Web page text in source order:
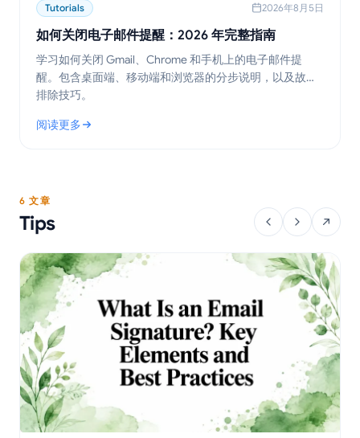
Tutorials 2026年8月5日
如何关闭电子邮件提醒：2026 年完整指南
学习如何关闭 Gmail、Chrome 和手机上的电子邮件提
醒。包含桌面端、移动端和浏览器的分步说明，以及故障
排除技巧。
阅读更多
: 如何关闭电子邮件提醒：2026 年完整指南
6 文章
Tips